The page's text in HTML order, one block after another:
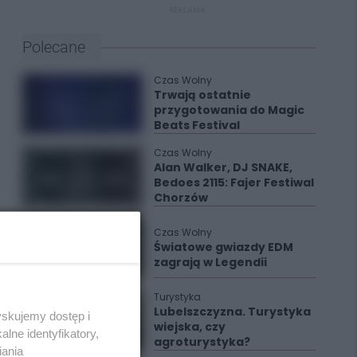
Polecane
Czas Wolny
Trwają ostatnie
przygotowania do Magic
Beats Festival
Czas Wolny
Alan Walker, DJ SNAKE,
Bedoes 2115: Fajer Festiwal
Chorzów
Czas Wolny
Światowe gwiazdy EDM
zagrają w Legendii
Turystyka
Lubelszczyzna. Turystyka
wiejska, czy
agroturystyka?
dostęp i
identyfikatory,